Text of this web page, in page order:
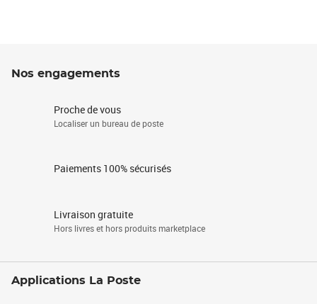
Nos engagements
Proche de vous
Localiser un bureau de poste
Paiements 100% sécurisés
Livraison gratuite
Hors livres et hors produits marketplace
Applications La Poste